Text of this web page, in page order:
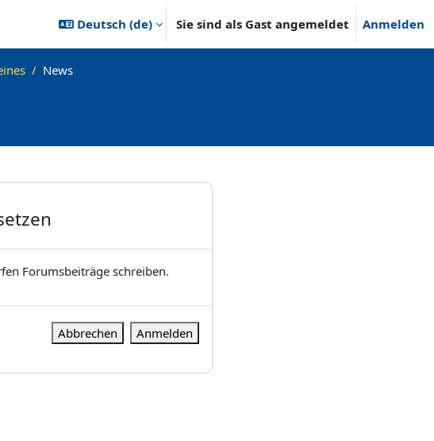
Deutsch ‎(de)‎ Sie sind als Gast angemeldet Anmelden
News
Forumsbeiträge schreiben.
Abbrechen Anmelden